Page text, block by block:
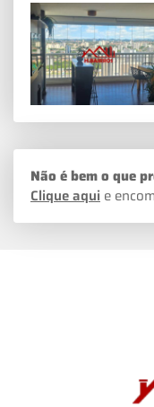
Não é bem o que
Clique aqui e